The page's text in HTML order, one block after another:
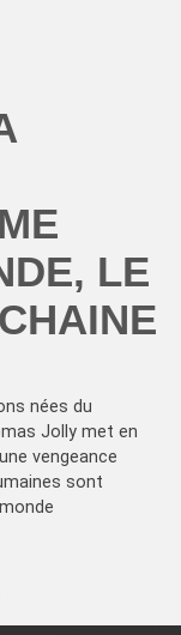
LE
nées du
Jolly met en
vengeance
sont